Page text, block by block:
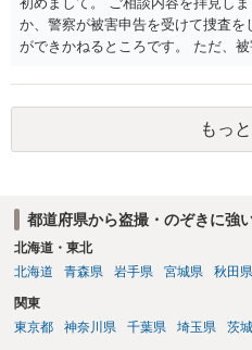
か、警察が被害申告を受けて捜査
ができかねるところです。 ただ、
す。 万が一、警察から連絡が来る
て弁護士にご相談ください。
もっ
都道府県から盗撮・のぞきに強
北海道・東北
北海道
青森県 岩手県 宮城県 秋田県
関東
東京都
神奈川県 千葉県 埼玉県 茨